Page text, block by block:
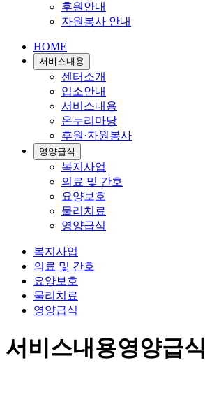
후원안내
자원봉사 안내
HOME
서비스내용
센터소개
입소안내
서비스내용
온누리마당
후원·자원봉사
영양급식
복지사업
의료 및 간호
요양보호
물리치료
영양급식
복지사업
의료 및 간호
요양보호
물리치료
영양급식
서비스내용영양급식